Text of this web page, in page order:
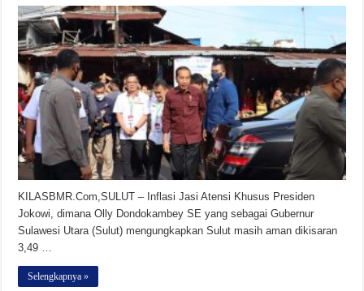
KILASBMR.Com,SULUT – Inflasi Jasi Atensi Khusus Presiden
Jokowi, dimana Olly Dondokambey SE yang sebagai Gubernur
Sulawesi Utara (Sulut) mengungkapkan Sulut masih aman dikisaran
3,49 …
Selengkapnya »